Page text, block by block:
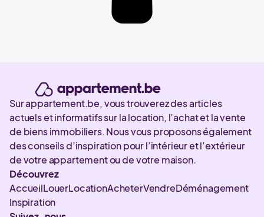
Sur appartement.be, vous trouverez des articles
actuels et informatifs sur la location, l’achat et la vente
de biens immobiliers. Nous vous proposons également
des conseils d’inspiration pour l’intérieur et l’extérieur
de votre appartement ou de votre maison.
Découvrez
AccueilLouerLocationAcheterVendreDéménagement
Inspiration